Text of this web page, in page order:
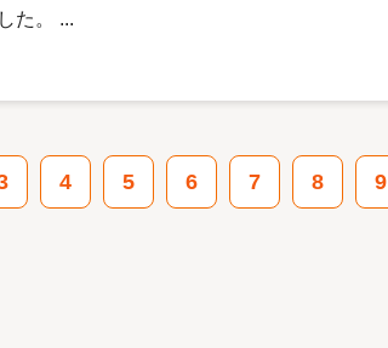
た。 ...
4 5 6 7 8 9